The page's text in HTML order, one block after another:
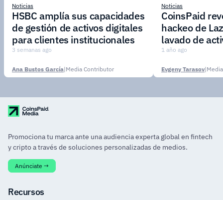
Noticias
HSBC amplía sus capacidades
de gestión de activos digitales
para clientes institucionales
3 semanas ago
Ana Bustos García|Media Contributor
Noticias
CoinsPaid
hackeo de
lavado de
1 año ago
Evgeny Tarasov|
Promociona tu marca ante una audiencia experta global en fintech
y cripto a través de soluciones personalizadas de medios.
Anúnciate →
Recursos